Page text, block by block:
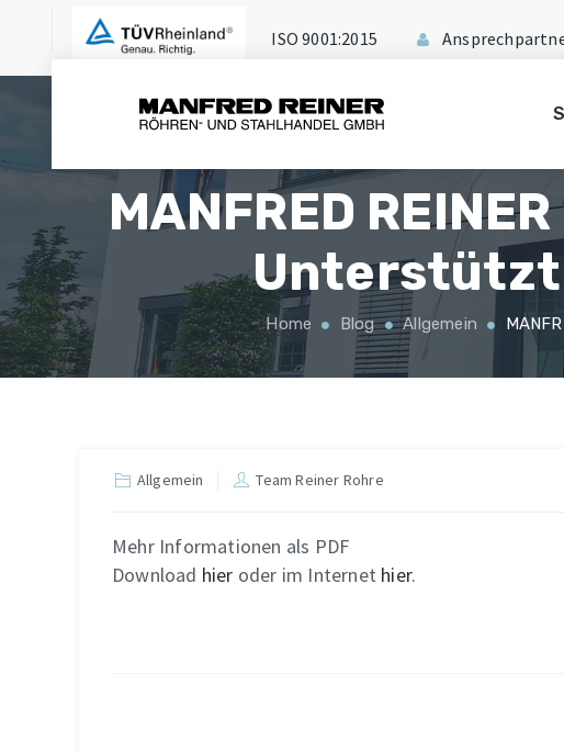
ISO 9001:2015
MANFRED
Unterstützt
Home Blog Allgemein
Allgemein Team Reiner Rohre
Mehr Informationen als PDF
Download hier oder im Internet hier.